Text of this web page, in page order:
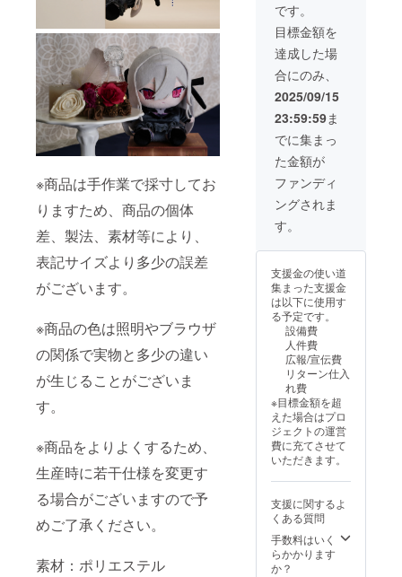
※商品は手作業で採寸してお
りますため、商品の個体
差、製法、素材等により、
表記サイズより多少の誤差
がございます。
※商品の色は照明やブラウザ
の関係で実物と多少の違い
が生じることがございま
す。
※商品をよりよくするため、
生産時に若干仕様を変更す
る場合がございますので予
めご了承ください。
素材：ポリエステル
シャ
ツ 1点
・記念
カー
ド 1点
●色紙イ
ラスト
はイ
メージ
画像に
なりま
す。 ●
必ず備
紙に入
名をご
記入く
ださ
い。 ●
宛名の
必要が
ない場
合は
不要」
とご記
入くだ
さい。
●備考欄
記入後
変更は
不可と
なって
おりま
す。 ●
です。
目標金額を
達成した場
合にのみ、
2025/09/15
23:59:59ま
でに集まっ
た金額が
ファンディ
ングされま
す。
支援金の使い道
集まった支援金
は以下に使用す
る予定です。
設備費
人件費
広報/宣伝費
リターン仕入
れ費
※目標金額を超
えた場合はプロ
ジェクトの運営
費に充てさせて
いただきます。
支援に関するよ
くある質問
手数料はいく
らかかります
か？